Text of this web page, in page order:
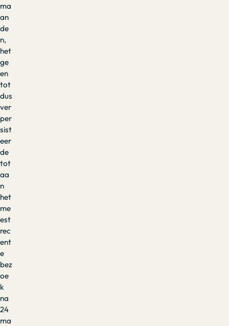
ma
an
de
n,
het
ge
en
tot
dus
ver
per
sist
eer
de
tot
aa
n
het
me
est
rec
ent
e
bez
oe
k
na
24
ma